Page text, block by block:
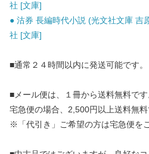
社 [文庫]
● 沽券 長編時代小説 (光文社文庫 吉
社 [文庫]
■通常２４時間以内に発送可能です。
■メール便は、１冊から送料無料です
宅急便の場合、2,500円以上送料無料
※「代引き」ご希望の方は宅急便を